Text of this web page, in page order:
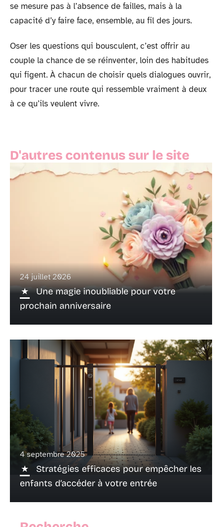
se mesure pas à l’absence de failles, mais à la
capacité d’y faire face, ensemble, au fil des jours.
Oser les questions qui bousculent, c’est offrir au
couple la chance de se réinventer, loin des habitudes
qui figent. À chacun de choisir quels dialogues ouvrir,
pour tracer une route qui ressemble vraiment à deux
à ce qu’ils veulent vivre.
D'autres contenus sur le site
24 juillet 2026
Une magie inoubliable pour votre
prochain anniversaire
4 septembre 2025
Stratégies efficaces pour empêcher les
enfants d’accéder à votre entrée